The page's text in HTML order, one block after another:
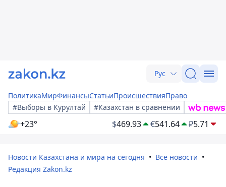
Рус
ПолитикаМирФинансыСтатьиПроисшествияПраво
#Выборы в Курултай
#Казахстан в сравнении
+23° $469.93 €541.64 ₽5.71
Новости Казахстана и мира на сегодня
Все новости
Редакция Zakon.kz